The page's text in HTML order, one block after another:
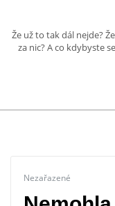
content
Že už to tak dál nejde?
za nic? A co kdybyste
Nezařazené